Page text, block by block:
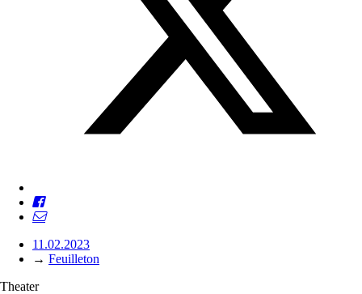
11.02.2023
→ Feuilleton
Theater